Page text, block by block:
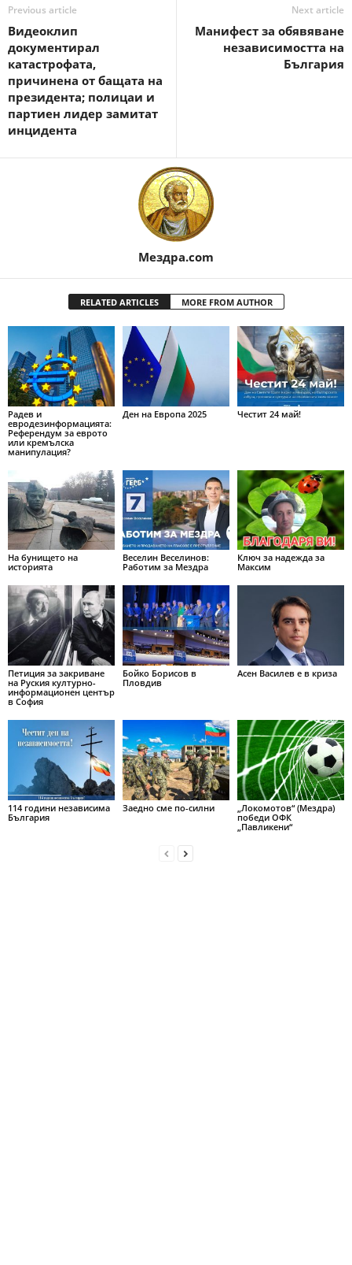
Previous article
Видеоклип
документирал
катастрофата,
причинена от бащата на
президента; полицаи и
партиен лидер замитат
инцидента
Next article
Манифест за обявяване
независимостта на
България
Мездра.com
RELATED ARTICLES MORE FROM AUTHOR
Радев и
евродезинформацията:
Референдум за еврото
или кремълска
манипулация?
Ден на Европа 2025 Честит 24 май!
На бунището на
историята
Веселин Веселинов:
Работим за Мездра
Ключ за надежда за
Максим
Петиция за закриване
на Руския културно-
информационен център
в София
Бойко Борисов в
Пловдив
Асен Василев е в криза
114 години независима
България
Заедно сме по-силни
„Локомотов“ (Мездра)
победи ОФК
„Павликени“